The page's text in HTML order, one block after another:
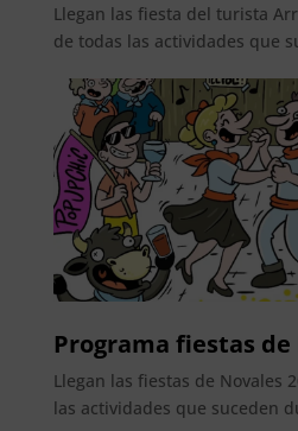
Llegan las fiesta del turista
de todas las actividades que
Programa fiestas de
Llegan las fiestas de Novales
las actividades que suceden